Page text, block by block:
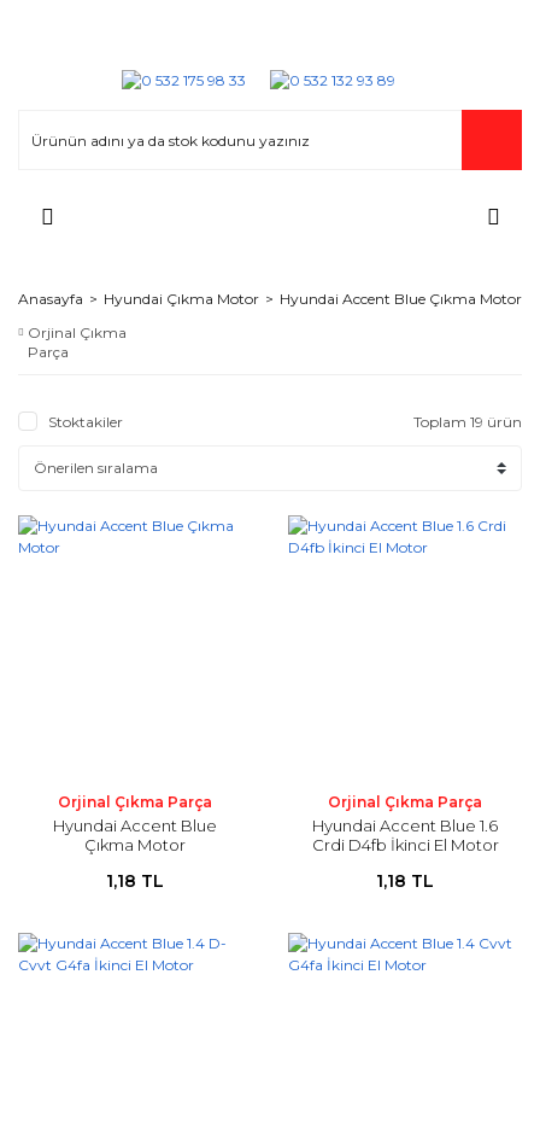
Anasayfa Hyundai Çıkma Motor
Hyundai Accent Blue Çıkma Motor
Orjinal Çıkma
Parça
Stoktakiler Toplam 19 ürün
Orjinal Çıkma Parça
Hyundai Accent Blue
Çıkma Motor
1,18 TL
Orjinal Çıkma Parça
Hyundai Accent Blue 1.6
Crdi D4fb İkinci El Motor
1,18 TL